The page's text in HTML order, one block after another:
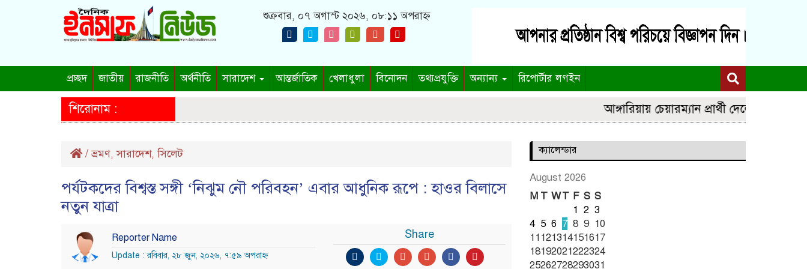
শুক্রবার, ০৭ অগাস্ট ২০২৬, ০৮:১১ অপরাহ্ন
প্রচ্ছদ জাতীয় রাজনীতি অর্থনীতি সারাদেশ আন্তর্জাতিক খেলাধুলা বিনোদন তথ্যপ্রযুক্তি অন্যান্য রিপোর্টার লগইন
শিরোনাম : আঙ্গারিয়ায় চেয়ারম্যান প্রার্থী দেলোয়ার খানের
/ভ্রমণ,সারাদেশ,সিলেট
পর্যটকদের বিশ্বস্ত সঙ্গী ‘নিঝুম নৌ পরিবহন’ এবার আধুনিক রূপে : হাওর বিলাসে
নতুন যাত্রা
Reporter Name
Update : রবিবার, ২৮ জুন, ২০২৬, ৭:৫৯ অপরাহ্ণ
Share
ক্যালেন্ডার
August 2026
M T WT F S S
1 2 3
4 5 6 7 8 9 10
11121314151617
18192021222324
25262728293031